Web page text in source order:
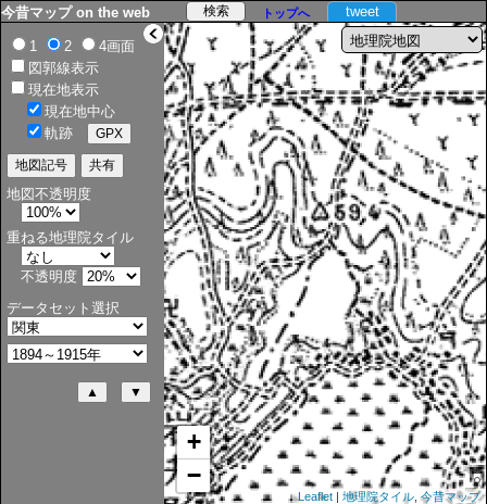
> tweet
今昔マップ on the web トップへ
+
−
Leaflet | 地理院タイル 今昔マップ
1 2
4画面
図郭線表示
現在地表示
現在地中心
軌跡
地図不透明度
重ねる地理院タイル
不透明度
データセット選択